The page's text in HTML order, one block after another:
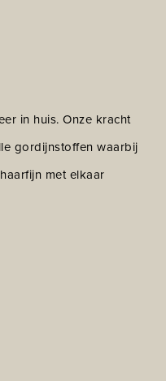
in huis. Onze kracht
gordijnstoffen waarbij
met elkaar